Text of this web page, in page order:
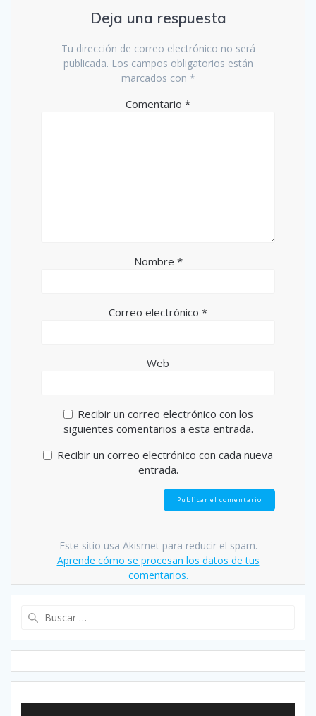
Deja una respuesta
Tu dirección de correo electrónico no será
publicada. Los campos obligatorios están
marcados con *
Comentario *
Nombre *
Correo electrónico *
Web
Recibir un correo electrónico con los
siguientes comentarios a esta entrada.
Recibir un correo electrónico con cada nueva
entrada.
Este sitio usa Akismet para reducir el spam.
Aprende cómo se procesan los datos de tus
comentarios.